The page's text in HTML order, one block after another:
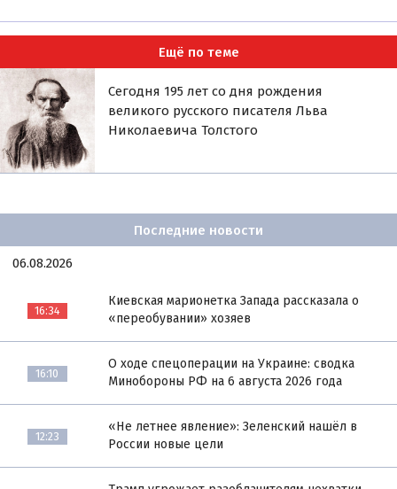
Ещё по теме
Сегодня 195 лет со дня рождения
великого русского писателя Льва
Николаевича Толстого
Последние новости
06.08.2026
16:34
Киевская марионетка Запада рассказала о
«переобувании» хозяев
16:10
О ходе спецоперации на Украине: сводка
Минобороны РФ на 6 августа 2026 года
12:23
«Не летнее явление»: Зеленский нашёл в
России новые цели